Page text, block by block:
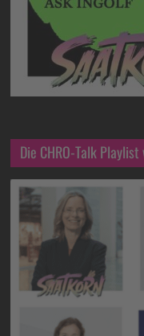
Die CHRO-Talk Playlist